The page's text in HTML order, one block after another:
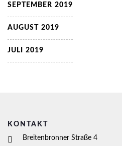
SEPTEMBER 2019
AUGUST 2019
JULI 2019
KONTAKT
Breitenbronner Straße 4